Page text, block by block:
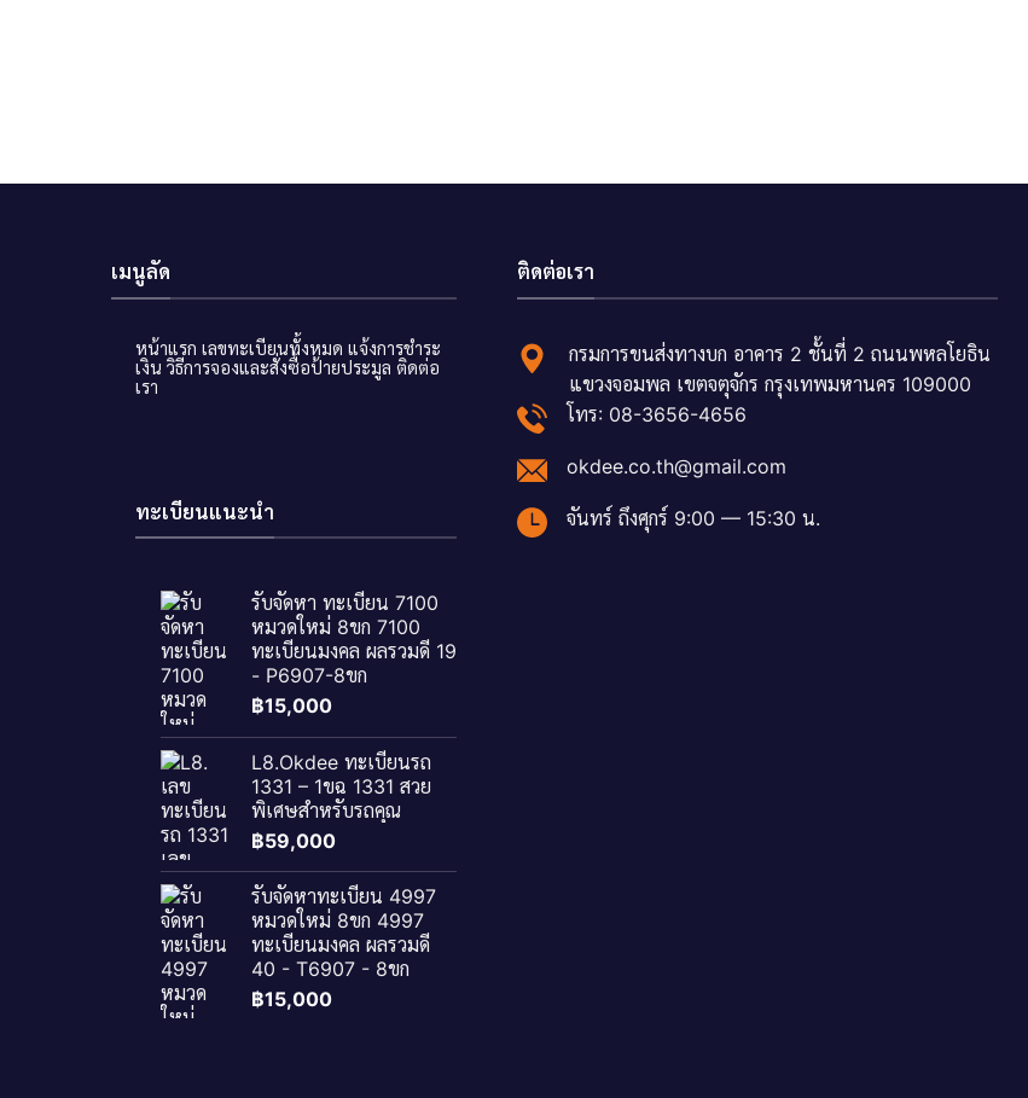
เมนูลัด
หน้าแรก เลขทะเบียนทั้งหมด แจ้งการชำระ
เงิน วิธีการจองและสั่งซื้อป้ายประมูล ติดต่อ
เรา
ทะเบียนแนะนำ
รับจัดหา ทะเบียน 7100
หมวดใหม่ 8ขก 7100
ทะเบียนมงคล ผลรวมดี 19
- P6907-8ขก
฿15,000
L8.Okdee ทะเบียนรถ
1331 – 1ขฉ 1331 สวย
พิเศษสำหรับรถคุณ
฿59,000
รับจัดหาทะเบียน 4997
หมวดใหม่ 8ขก 4997
ทะเบียนมงคล ผลรวมดี
40 - T6907 - 8ขก
฿15,000
ติดต่อเรา
กรมการขนส่งทางบก อาคาร 2 ชั้นที่ 2 ถนนพหลโยธิน
แขวงจอมพล เขตจตุจักร กรุงเทพมหานคร 109000
โทร: 08-3656-4656
okdee.co.th@gmail.com
จันทร์ ถึงศุกร์ 9:00 — 15:30 น.